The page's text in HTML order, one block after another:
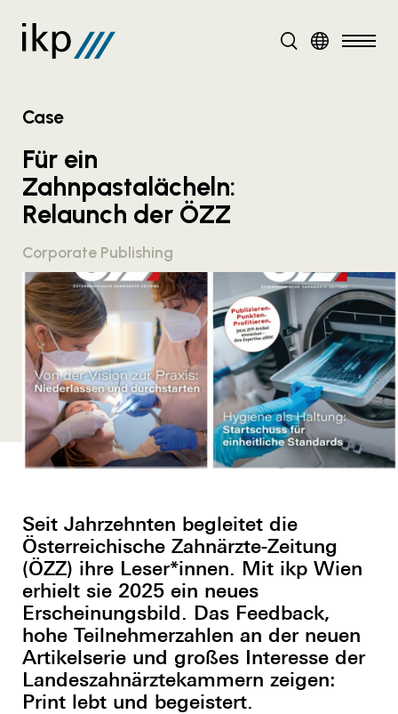
DE
Case
Für ein
Zahnpastalächeln:
Relaunch der ÖZZ
Corporate Publishing
Seit Jahrzehnten begleitet die
Österreichische Zahnärzte-Zeitung
(ÖZZ) ihre Leser*innen. Mit ikp Wien
erhielt sie 2025 ein neues
Erscheinungsbild. Das Feedback,
hohe Teilnehmerzahlen an der neuen
Artikelserie und großes Interesse der
Landeszahnärztekammern zeigen:
Print lebt und begeistert.